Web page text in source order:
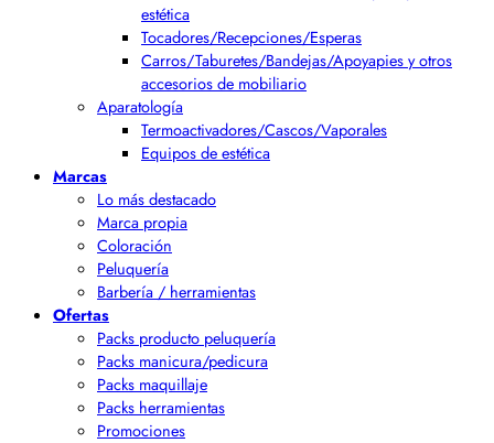
estética
Tocadores/Recepciones/Esperas
Carros/Taburetes/Bandejas/Apoyapies y otros
accesorios de mobiliario
Aparatología
Termoactivadores/Cascos/Vaporales
Equipos de estética
Marcas
Lo más destacado
Marca propia
Coloración
Peluquería
Barbería / herramientas
Ofertas
Packs producto peluquería
Packs manicura/pedicura
Packs maquillaje
Packs herramientas
Promociones